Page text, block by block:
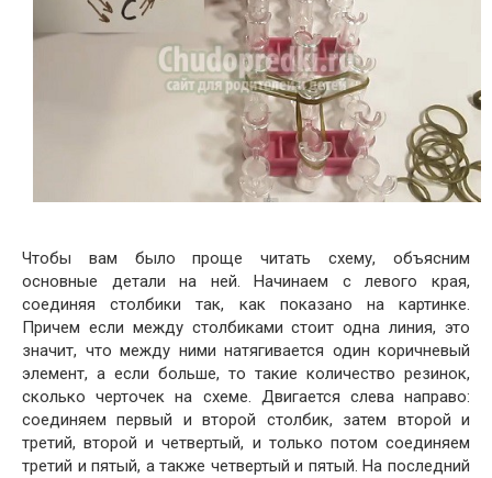
Чтобы вам было проще читать схему, объясним
основные детали на ней. Начинаем с левого края,
соединяя столбики так, как показано на картинке.
Причем если между столбиками стоит одна линия, это
значит, что между ними натягивается один коричневый
элемент, а если больше, то такие количество резинок,
сколько черточек на схеме. Двигается слева направо:
соединяем первый и второй столбик, затем второй и
третий, второй и четвертый, и только потом соединяем
третий и пятый, а также четвертый и пятый. На последний